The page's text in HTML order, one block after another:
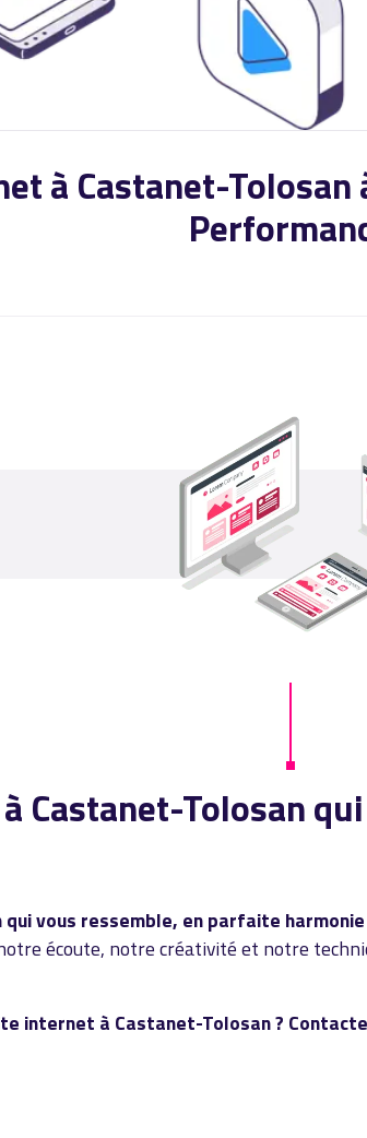
à Castanet-
Castanet-Tolosan
vous ressemble, en parfaite
écoute, notre créativité et notre
internet à Castanet-Tolosan ?